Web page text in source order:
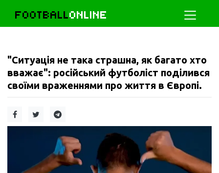
FOOTBALLONLINE
"Ситуація не така страшна, як багато хто
вважає": російський футболіст поділився
своїми враженнями про життя в Європі.